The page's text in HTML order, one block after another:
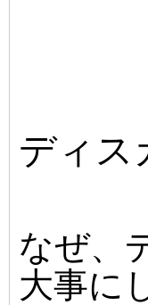
ディス
なぜ、
大事に